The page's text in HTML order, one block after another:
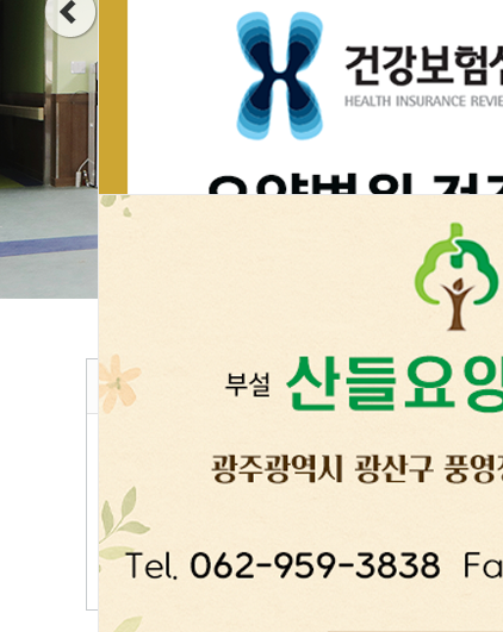
24시간 동안 다시 열람하지 않습니다.
공지사항
산들요양병원 2026년 8월 진료일정 안내